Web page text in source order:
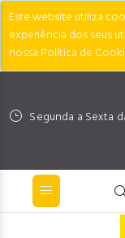
Este website utiliza
experiência dos seus
nossa Política de
Segunda a Sexta